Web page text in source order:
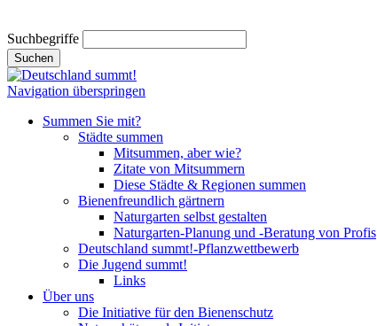
Suchbegriffe
Suchen
Navigation überspringen
Summen Sie mit?
Städte summen
Mitsummen, aber wie?
Zitate von Mitsummern
Diese Städte & Regionen summen
Bienenfreundlich gärtnern
Naturgarten selbst gestalten
Naturgarten-Planung und -Beratung von Profis
Deutschland summt!-Pflanzwettbewerb
Die Jugend summt!
Links
Über uns
Die Initiative für den Bienenschutz